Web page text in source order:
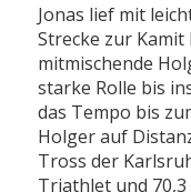
Jonas lief mit
Strecke zur
mitmischende
starke Rolle bis
das Tempo bis
Holger auf
Tross der
Triathlet und